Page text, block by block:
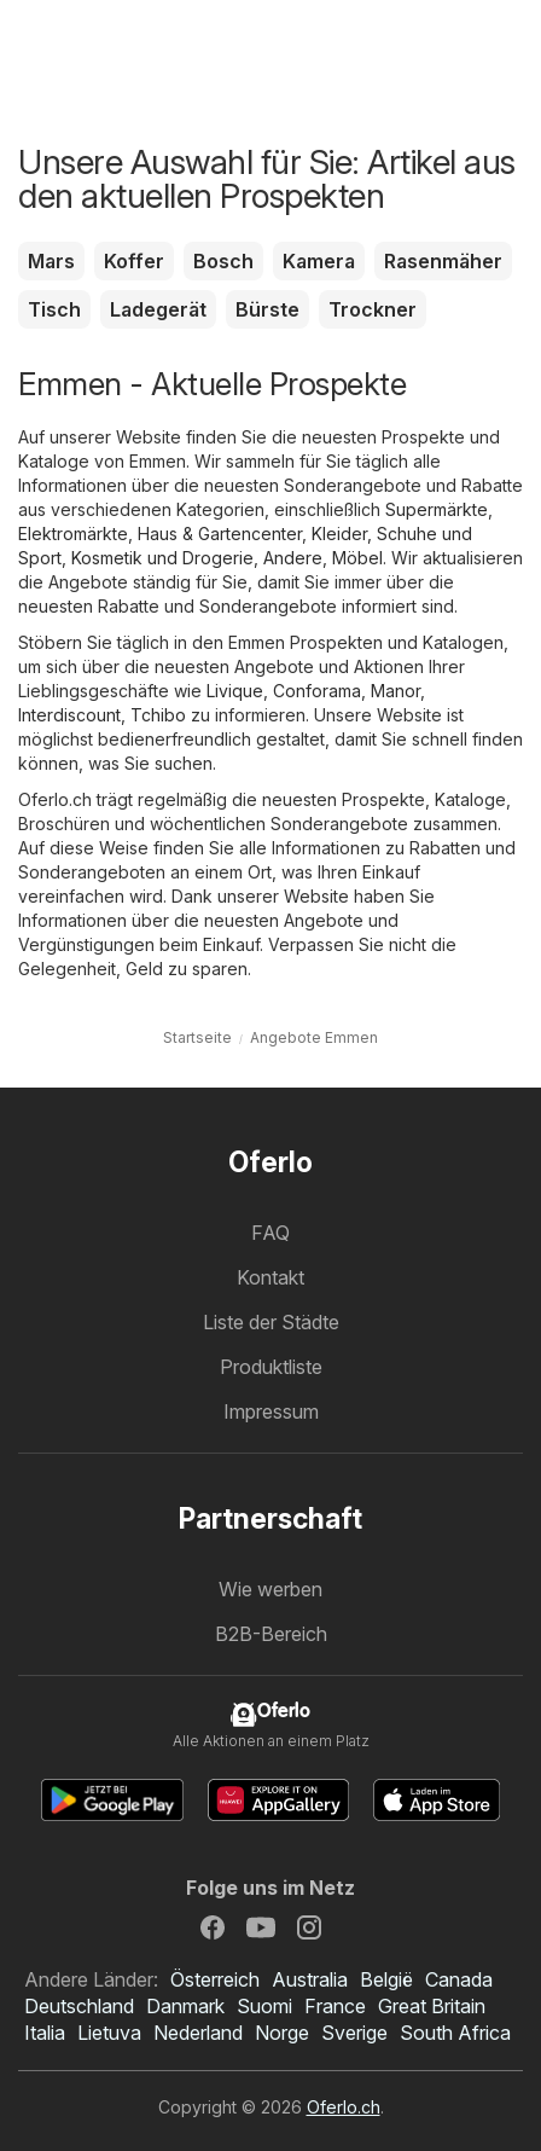
Unsere Auswahl für Sie: Artikel aus
den aktuellen Prospekten
Mars Koffer Bosch Kamera
Rasenmäher
Tisch
Ladegerät Bürste Trockner
Emmen - Aktuelle Prospekte
Auf unserer Website finden Sie die neuesten Prospekte und
Kataloge von Emmen. Wir sammeln für Sie täglich alle
Informationen über die neuesten Sonderangebote und Rabatte
aus verschiedenen Kategorien, einschließlich Supermärkte
Elektromärkte Haus & Gartencenter, Kleider, Schuhe und
Sport Kosmetik und Drogerie Andere Möbel. Wir aktualisieren
die Angebote ständig für Sie, damit Sie immer über die
neuesten Rabatte und Sonderangebote informiert sind.
Stöbern Sie täglich in den Emmen Prospekten und Katalogen,
um sich über die neuesten Angebote und Aktionen Ihrer
Lieblingsgeschäfte wie Livique Conforama Manor,
Interdiscount Tchibo zu informieren. Unsere Website ist
möglichst bedienerfreundlich gestaltet, damit Sie schnell finden
können, was Sie suchen.
Oferlo.ch trägt regelmäßig die neuesten Prospekte, Kataloge,
Broschüren und wöchentlichen Sonderangebote zusammen.
Auf diese Weise finden Sie alle Informationen zu Rabatten und
Sonderangeboten an einem Ort, was Ihren Einkauf
vereinfachen wird. Dank unserer Website haben Sie
Informationen über die neuesten Angebote und
Vergünstigungen beim Einkauf. Verpassen Sie nicht die
Gelegenheit, Geld zu sparen.
Startseite Angebote Emmen
Oferlo
FAQ
Kontakt
Liste der Städte
Produktliste
Impressum
Partnerschaft
Wie werben
B2B-Bereich
Oferlo
Alle Aktionen an einem Platz
Folge uns im Netz
Andere Länder: Österreich Australia België Canada
Deutschland Danmark Suomi France Great Britain
Italia Lietuva Nederland Norge Sverige South Africa
Copyright © 2026 Oferlo.ch.